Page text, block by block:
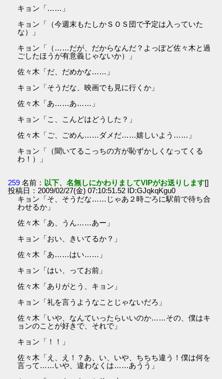
キョン「……」
キョン「（今週末もたしかＳＯＳ団で予定は入っていた
な）」
キョン「（……だが、だからなんだ？よっぽど佐々木と過
ごしたほうが有意義じゃないか）」
佐々木「だ、だめかな……」
キョン「そうだな、映画でも見に行くか」
佐々木「あ……あ……」
キョン「こ、こんどはどうした？」
佐々木「ご、ごめん……ダメだ……嬉しいよう……」
キョン「（聞いてるこっちの方が恥ずかしくなってくる
わ！）」
259 名前： 以下、名無しにかわりましてVIPがお送りします[]
投稿日：2009/02/27(金) 07:10:51.52 ID:GJqkqKgu0
キョン「そ、そうだな……じゃあ２時ごろに駅前で待ち合
わせるか」
佐々木「あ、うん……あー」
キョン「おい、きいてるか？」
佐々木「あ……はい……」
キョン「はい、ってお前」
佐々木「ありがとう、キョン」
キョン「礼を言うようなことじゃないだろ」
佐々木「いや、なんていったらいいのか……その、僕はキ
ョンのことが好きで、それで」
キョン「！！」
佐々木「え、え！？あ、い、いや、ちちち違う！僕は何を
言って……いや、違わなくは……あうう」